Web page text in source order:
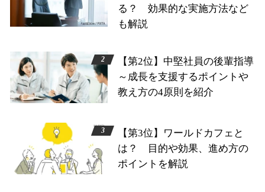
る？ 効果的な実施方法など
も解説
【第2位】中堅社員の後輩指導
～成長を支援するポイントや
教え方の4原則を紹介
【第3位】ワールドカフェと
は？ 目的や効果、進め方の
ポイントを解説